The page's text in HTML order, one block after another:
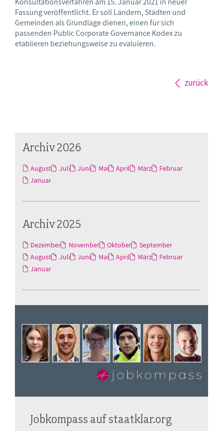
Fassung veröffentlicht. Er soll Ländern, Städten und
Gemeinden als Grundlage dienen, einen für sich
passenden Public Corporate Governance Kodex zu
etablieren beziehungsweise zu evaluieren.
zurück
Archiv 2026
August Juli Juni Mai April März
Februar
Januar
Archiv 2025
Dezember November Oktober
September
August
Juli Juni Mai April März
Februar
Januar
Jobkompass auf staatklar.org